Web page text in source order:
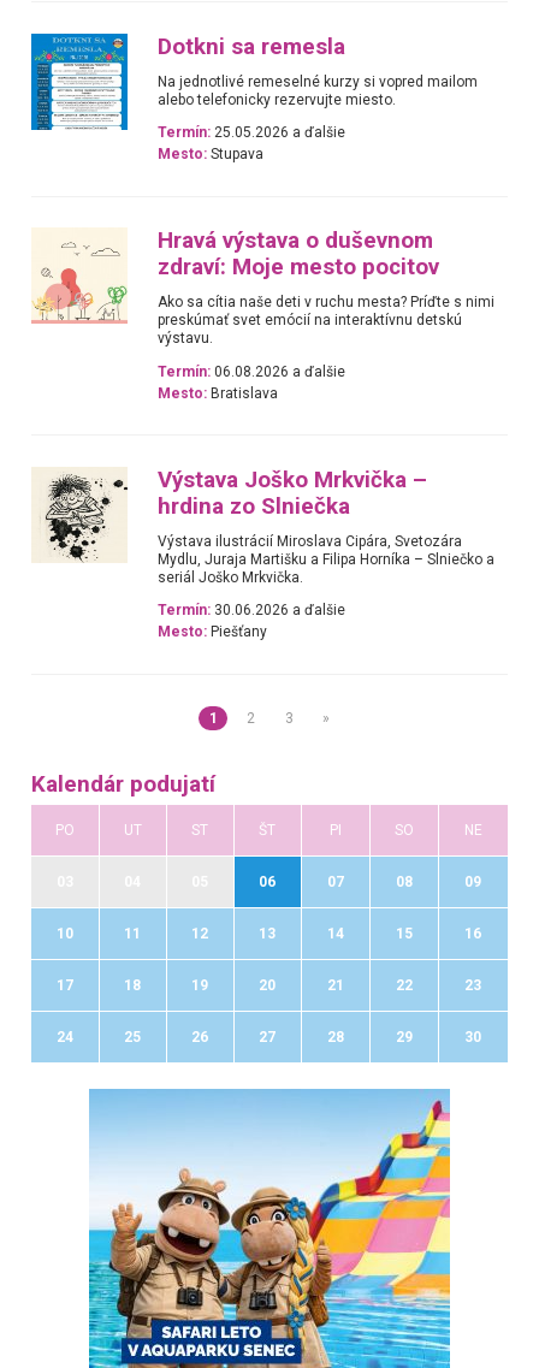
Dotkni sa remesla
Na jednotlivé remeselné kurzy si vopred mailom
alebo telefonicky rezervujte miesto.
Termín: 25.05.2026 a ďalšie
Mesto: Stupava
Hravá výstava o duševnom
zdraví: Moje mesto pocitov
Ako sa cítia naše deti v ruchu mesta? Príďte s nimi
preskúmať svet emócií na interaktívnu detskú
výstavu.
Termín: 06.08.2026 a ďalšie
Mesto: Bratislava
Výstava Joško Mrkvička –
hrdina zo Slniečka
Výstava ilustrácií Miroslava Cipára, Svetozára
Mydlu, Juraja Martišku a Filipa Horníka – Slniečko a
seriál Joško Mrkvička.
Termín: 30.06.2026 a ďalšie
Mesto: Piešťany
1 2 3 »
Kalendár podujatí
PO UT ST ŠT PI SO NE
06 07 08 09
10 11 12 13 14 15 16
17 18 19 20 21 22 23
24 25 26 27 28 29 30